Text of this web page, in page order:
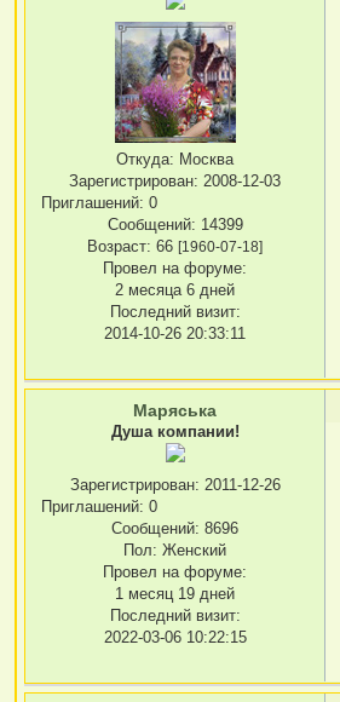
Откуда: Москва
Зарегистрирован: 2008-12-03
Приглашений: 0
Сообщений: 14399
Возраст: 66[1960-07-18]
Провел на форуме:
2 месяца 6 дней
Последний визит:
2014-10-26 20:33:11
Маряська
Душа компании!
Зарегистрирован: 2011-12-26
Приглашений: 0
Сообщений: 8696
Пол: Женский
Провел на форуме:
1 месяц 19 дней
Последний визит:
2022-03-06 10:22:15